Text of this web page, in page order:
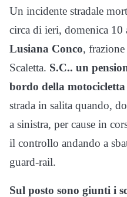
Un incidente stradale
circa di ieri, domenica
Lusiana Conco,
Scaletta. S.C.. un
bordo della
strada in salita quando,
a sinistra, per cause in
il controllo andando a
guard-rail.
Sul posto sono giunti i